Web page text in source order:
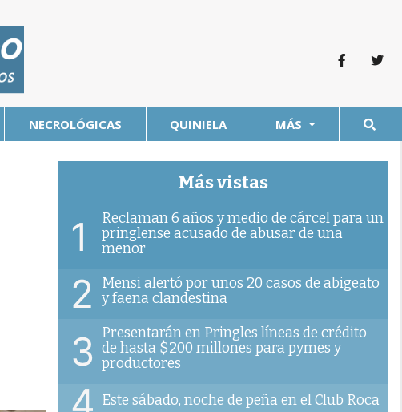
NECROLÓGICAS QUINIELA MÁS
Más vistas
1
Reclaman 6 años y medio de cárcel para un
pringlense acusado de abusar de una
menor
2
Mensi alertó por unos 20 casos de abigeato
y faena clandestina
3
Presentarán en Pringles líneas de crédito
de hasta $200 millones para pymes y
productores
Este sábado, noche de peña en el Club Roca